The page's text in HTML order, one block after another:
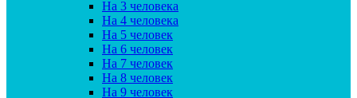
На 3 человека
На 4 человека
На 5 человек
На 6 человек
На 7 человек
На 8 человек
На 9 человек